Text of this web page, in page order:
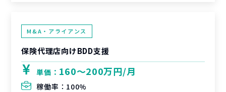
M&A・アライアンス
保険代理店向けBDD支援
単価： 160〜200万円/月
稼働率： 100%